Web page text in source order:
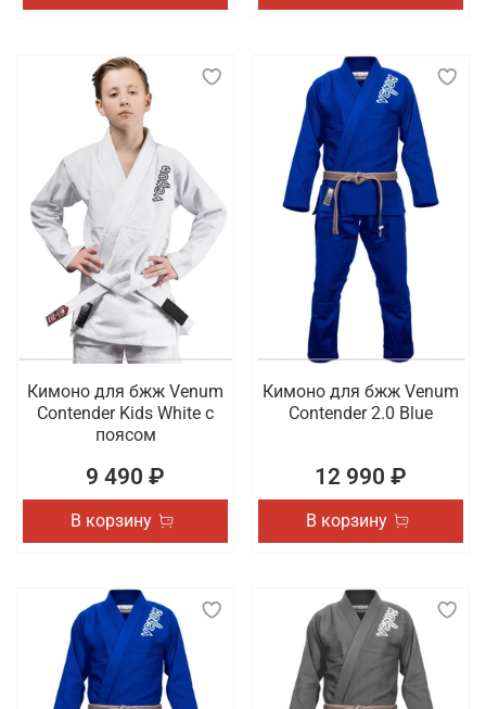
Кимоно для бжж Venum
Contender Kids White с
поясом
9 490 ₽
В корзину
Кимоно для бжж Venum
Contender 2.0 Blue
12 990 ₽
В корзину